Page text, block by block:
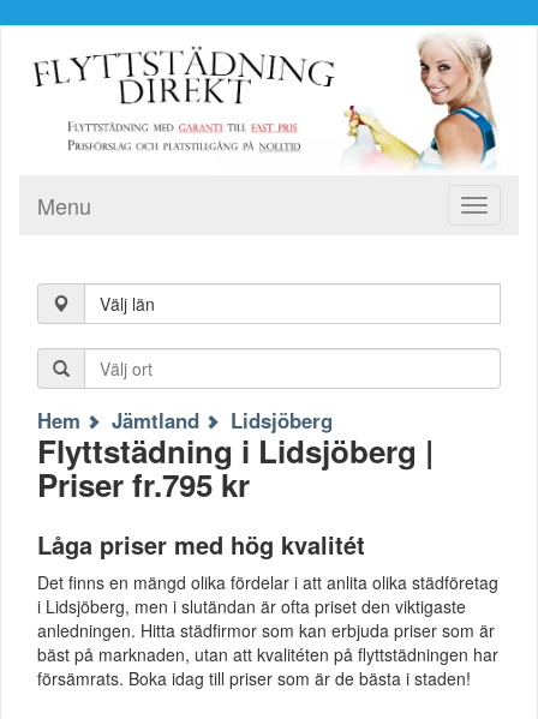
Toggle
Menu
Välj län
Hem Jämtland Lidsjöberg
Flyttstädning i Lidsjöberg |
Priser fr.795 kr
Låga priser med hög kvalitét
Det finns en mängd olika fördelar i att anlita olika städföretag
i Lidsjöberg, men i slutändan är ofta priset den viktigaste
anledningen. Hitta städfirmor som kan erbjuda priser som är
bäst på marknaden, utan att kvalitéten på flyttstädningen har
försämrats. Boka idag till priser som är de bästa i staden!